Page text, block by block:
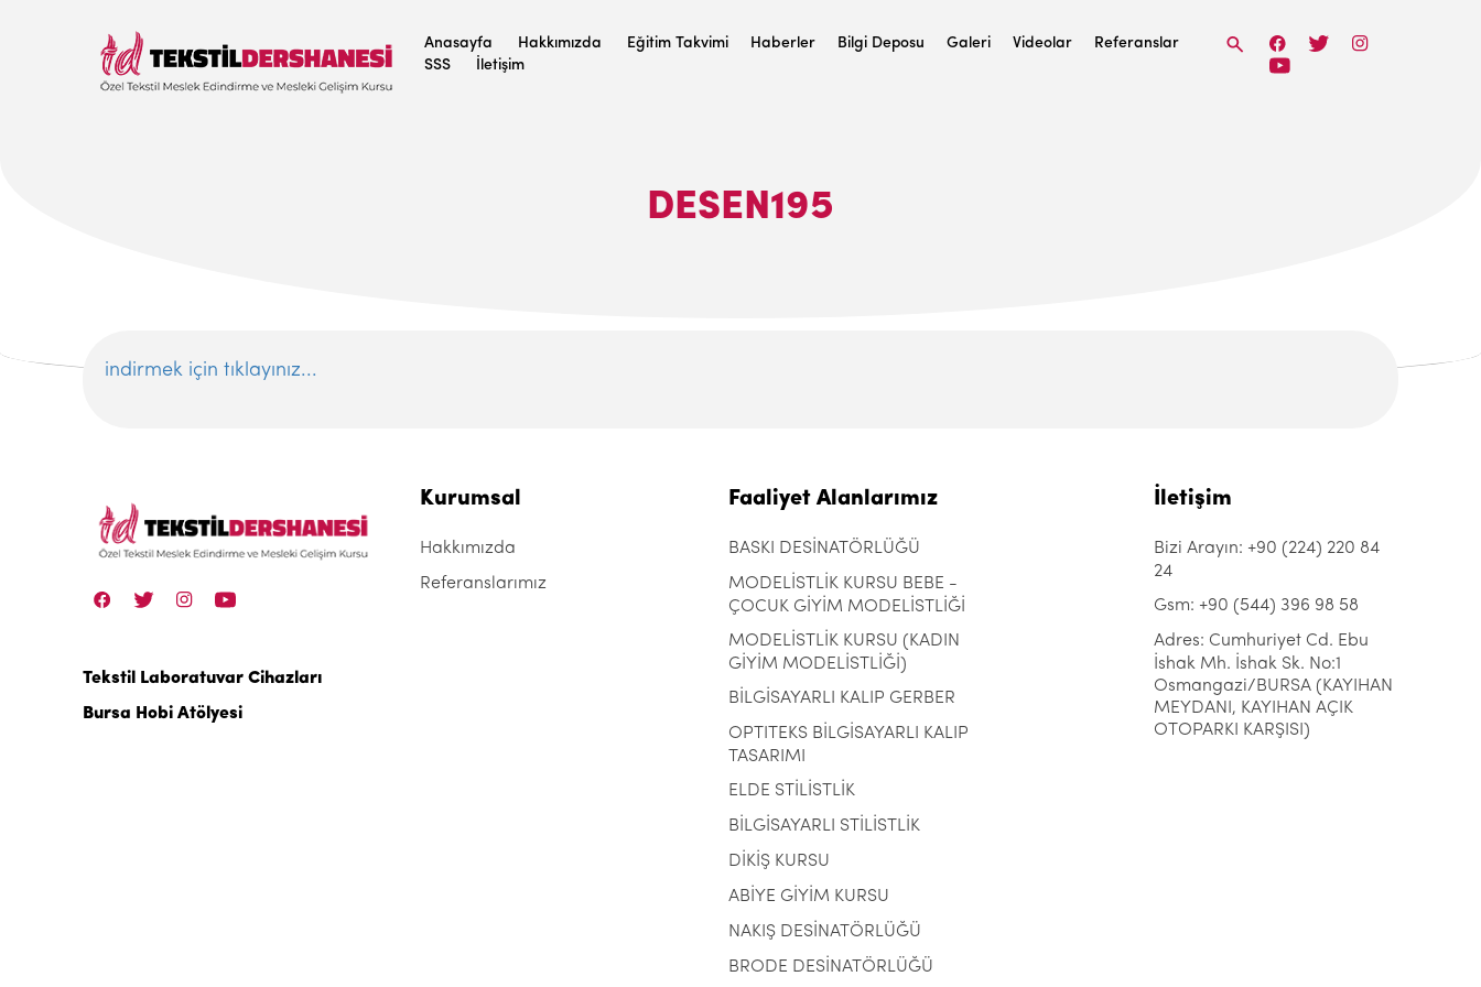
Anasayfa Hakkımızda Eğitim Takvimi Haberler Bilgi Deposu Galeri Videolar
Referanslar
SSS
İletişim
DESEN195
indirmek için tıklayınız...
Tekstil Laboratuvar Cihazları
Bursa Hobi Atölyesi
Kurumsal
Hakkımızda
Referanslarımız
Faaliyet Alanlarımız
BASKI DESİNATÖRLÜĞÜ
MODELİSTLİK KURSU BEBE -
ÇOCUK GİYİM MODELİSTLİĞİ
MODELİSTLİK KURSU (KADIN
GİYİM MODELİSTLİĞİ)
BİLGİSAYARLI KALIP GERBER
OPTITEKS BİLGİSAYARLI KALIP
TASARIMI
ELDE STİLİSTLİK
BİLGİSAYARLI STİLİSTLİK
DİKİŞ KURSU
ABİYE GİYİM KURSU
NAKIŞ DESİNATÖRLÜĞÜ
BRODE DESİNATÖRLÜĞÜ
İletişim
Bizi Arayın: +90 (224) 220 84
24
Gsm: +90 (544) 396 98 58
Adres: Cumhuriyet Cd. Ebu
İshak Mh. İshak Sk. No:1
Osmangazi/BURSA (KAYIHAN
MEYDANI, KAYIHAN AÇIK
OTOPARKI KARŞISI)